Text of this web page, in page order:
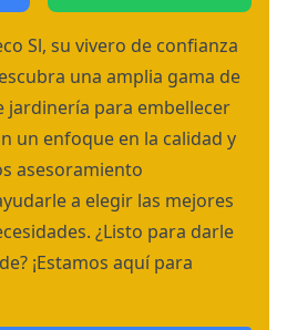
Sl, su vivero de confianza
una amplia gama de
jardinería para embellecer
un enfoque en la calidad y
asesoramiento
a elegir las mejores
¿Listo para darle
¡Estamos aquí para